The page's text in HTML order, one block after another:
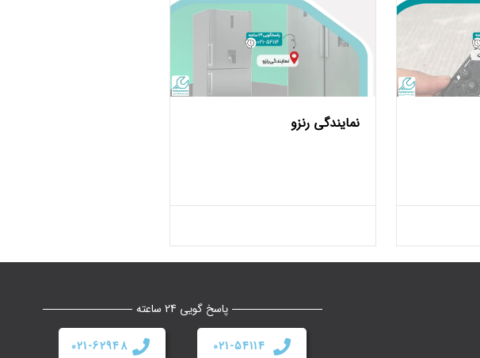
نمایندگی رنزو
پاسخ گویی 24 ساعته
021-54114
021-62948